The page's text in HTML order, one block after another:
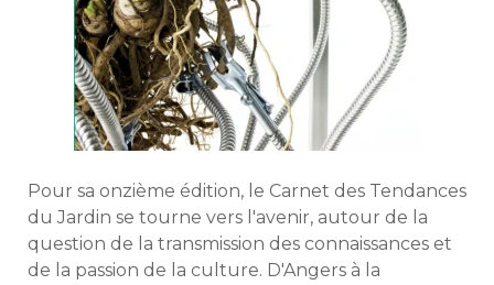
Pour sa onzième édition, le Carnet des Tendances
du Jardin se tourne vers l'avenir, autour de la
question de la transmission des connaissances et
de la passion de la culture. D'Angers à la